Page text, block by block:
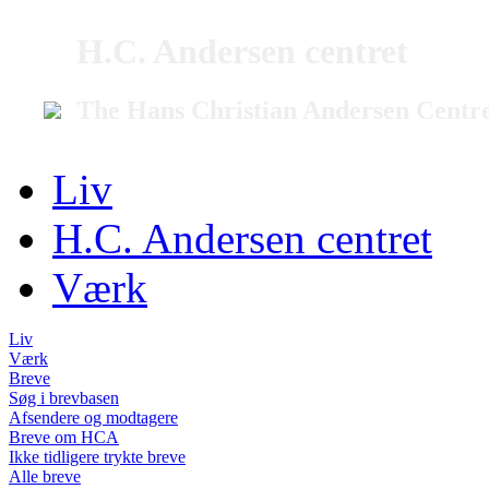
Liv
H.C. Andersen centret
Værk
Liv
Værk
Breve
Søg i brevbasen
Afsendere og modtagere
Breve om HCA
Ikke tidligere trykte breve
Alle breve